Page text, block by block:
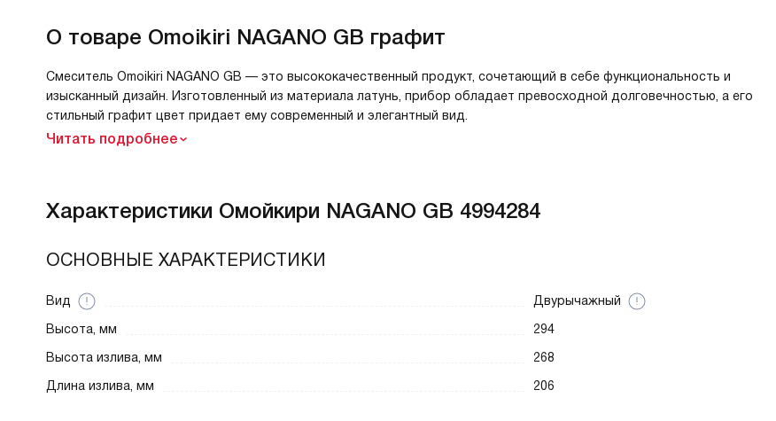
О товаре Omoikiri NAGANO GB графит
Смеситель Omoikiri NAGANO GB — это высококачественный продукт, сочетающий в себе функциональность и
изысканный дизайн. Изготовленный из материала латунь, прибор обладает превосходной долговечностью, а его
стильный графит цвет придает ему современный и элегантный вид.
Читать подробнее
Характеристики Омойкири NAGANO GB 4994284
ОСНОВНЫЕ ХАРАКТЕРИСТИКИ
Вид
Двурычажный
Высота, мм
294
Высота излива, мм
268
Длина излива, мм
206